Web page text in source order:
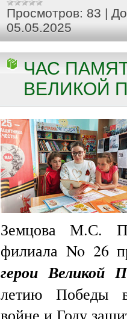
Просмотров: 83 |
05.05.2025
ЧАС
ВЕЛИКОЙ
Земцова М.С.
филиала No 26
герои Великой
летию Победы
войне и Году